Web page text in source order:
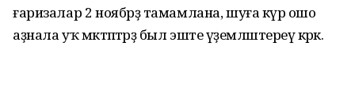
ғаризалар 2 ноябрҙә тамамлана, шуға күрә ошо
аҙнала уҡ мәктәптәрҙә был эште әүҙемләштереү кәрәк.